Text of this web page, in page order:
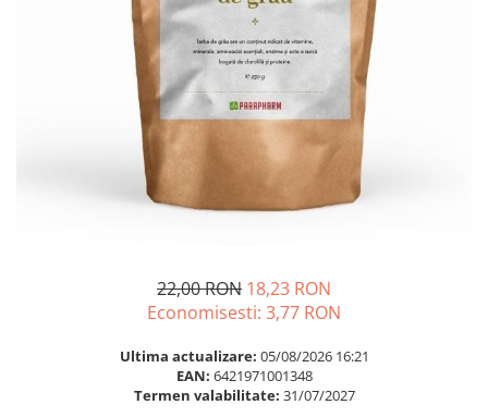
Probiotice si prebiotice
Sistemul respirator
Supliment Magneziu
Balsam masca si tratament
Produse cu SPF Pentru Fata
Repelenti insecte
22,00 RON 18,23 RON
Economisesti: 3,77 RON
Ultima actualizare: 05/08/2026 16:21
EAN: 6421971001348
Termen valabilitate: 31/07/2027